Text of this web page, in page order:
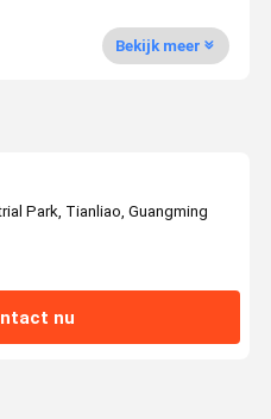
Bekijk meer
Park, Tianliao, Guangming
nu